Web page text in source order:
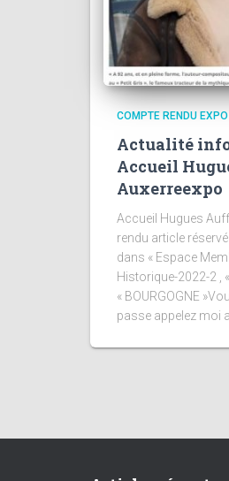
COMPTE RENDU
Actualité info
Accueil
Auxerreexpo
Accueil Hugues
rendu article
dans « Espace
Historique-2022-2 ,
« BOURGOGNE
passe appelez moi